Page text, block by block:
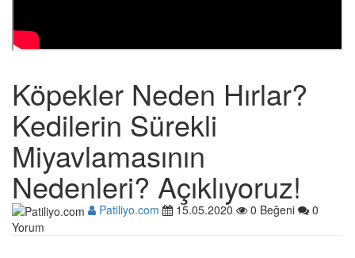
Köpekler Neden Hırlar?
Kedilerin Sürekli
Miyavlamasının
Nedenleri? Açıklıyoruz!
Patiliyo.com 15.05.2020 0 Beğeni
0
Yorum